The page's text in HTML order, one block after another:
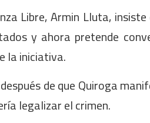
Libre, Armin Lluta,
y ahora pretende
la iniciativa.
de que Quiroga
legalizar el crimen.